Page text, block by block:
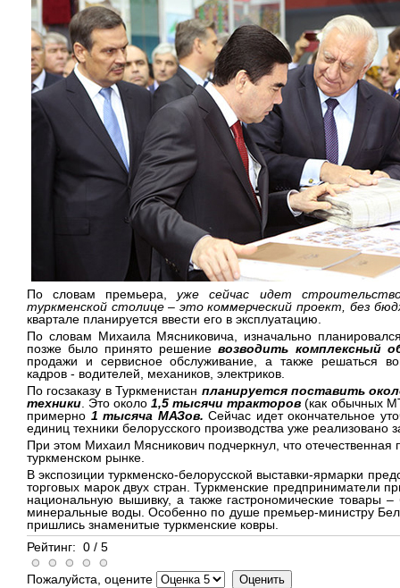
По словам премьера,уже сейчас идет
туркменской столице – это коммерческий проект, без
квартале планируется ввести его в эксплуатацию.
По словам Михаила Мясниковича, изначально
позже было принято решениевозводить комплексный
продажи и сервисное обслуживание, а также решаться
кадров - водителей, механиков, электриков.
По госзаказу в Туркменистан планируется поставить
техники . Это около1,5 тысячи тракторов (как обычных
примерно 1 тысяча МАЗов. Сейчас идет окончательное
единиц техники белорусского производства уже реализовано
При этом Михаил Мясникович подчеркнул, что отечественная
туркменском рынке.
В экспозиции туркменско-белорусской выставки-ярмарки
торговых марок двух стран. Туркменские предприниматели
национальную вышивку, а также гастрономические товары
минеральные воды. Особенно по душе премьер-министру
пришлись знаменитые туркменские ковры.
Рейтинг: 0 / 5
Пожалуйста, оцените